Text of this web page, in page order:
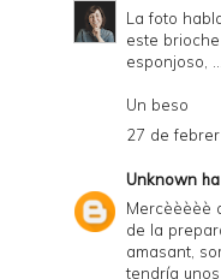
La foto
este
esponjoso,
Un beso
27 de
Unknown
Mercèèèèè
de la
amasant,
tendría